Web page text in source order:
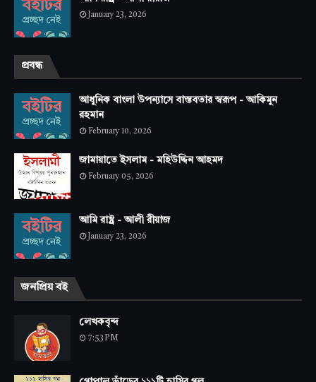
January 23, 2026
প্রবন্ধ
আধুনিক বাংলা উপন্যাসে বাস্তবতার স্বরূপ - আকিমুন
রহমান
February 10, 2026
জামায়াতে ইসলাম - মহিউদ্দিন আহমদ
February 05, 2026
আমি রাষ্ট্র - আলী রীয়াজ
January 23, 2026
জনপ্রিয় বই
লেখকবৃন্দ
7:53 PM